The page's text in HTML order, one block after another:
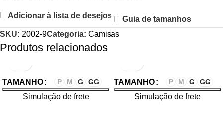
Adicionar à lista de desejos
Guia de tamanhos
SKU: 2002-9Categoria: Camisas
Produtos relacionados
TAMANHO P M G GG
Simulação de frete
TAMANHO P M G GG
Simulação de frete